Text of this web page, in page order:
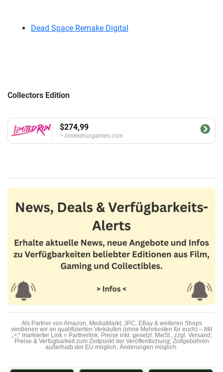
Dead Space Remake Digital
Collectors Edition
$274,99
limitedrungames.com
Als Partner von Amazon, MediaMarkt, JPC, EBay & weiteren Shops
verdienen wir an qualifizierten Verkäufen (ohne Mehrkosten für euch) – Mit
„>;“ markierter Link = Partnerlink. Preise inkl. gesetzl. MwSt., zzgl. Versand;
Preise & Verfügbarkeit zum Zeitpunkt der Veröffentlichung; Zollgebühren
außerhalb der EU möglich; Änderungen möglich.